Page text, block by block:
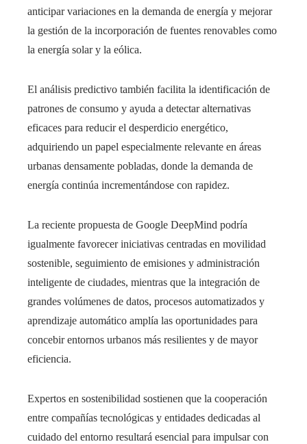
anticipar variaciones en la demanda de energía y mejorar
la gestión de la incorporación de fuentes renovables como
la energía solar y la eólica.
El análisis predictivo también facilita la identificación de
patrones de consumo y ayuda a detectar alternativas
eficaces para reducir el desperdicio energético,
adquiriendo un papel especialmente relevante en áreas
urbanas densamente pobladas, donde la demanda de
energía continúa incrementándose con rapidez.
La reciente propuesta de Google DeepMind podría
igualmente favorecer iniciativas centradas en movilidad
sostenible, seguimiento de emisiones y administración
inteligente de ciudades, mientras que la integración de
grandes volúmenes de datos, procesos automatizados y
aprendizaje automático amplía las oportunidades para
concebir entornos urbanos más resilientes y de mayor
eficiencia.
Expertos en sostenibilidad sostienen que la cooperación
entre compañías tecnológicas y entidades dedicadas al
cuidado del entorno resultará esencial para impulsar con